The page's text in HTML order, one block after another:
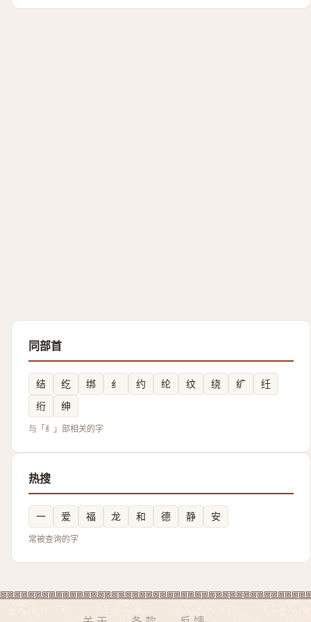
同部首
结 纥 绑 纟 约 纶 纹 绕 纩
纴
绗
绅
与「纟」部相关的字
热搜
一 爱 福 龙 和 德 静 安
常被查询的字